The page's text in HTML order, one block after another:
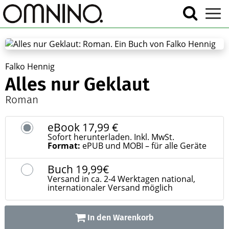
Falko Hennig
Alles nur Geklaut
Roman
eBook 17,99 €
Sofort herunterladen. Inkl. MwSt.
Format: ePUB und MOBI – für alle Geräte
Buch 19,99€
Versand in ca. 2-4 Werktagen national,
internationaler Versand möglich
In den Warenkorb